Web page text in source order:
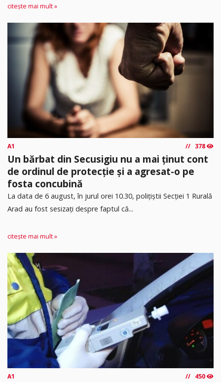
citește mai mult »
A1 378
Un bărbat din Secusigiu nu a mai ținut cont
de ordinul de protecție și a agresat-o pe
fosta concubină
​La data de 6 august, în jurul orei 10.30, polițiștii Secției 1 Rurală
Arad au fost sesizați despre faptul că...
citește mai mult »
A1 450